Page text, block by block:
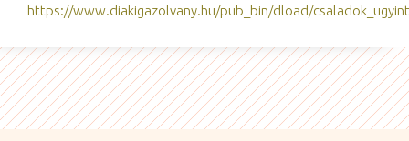
https://www.diakigazolvany.hu/pub_bin/dload/